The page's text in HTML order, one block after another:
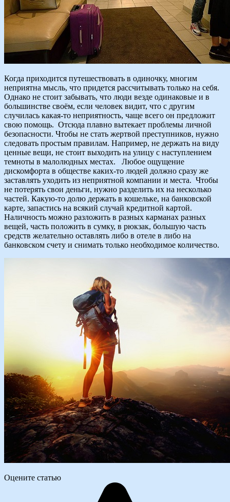
Когда приходится путешествовать в одиночку, многим
неприятна мысль, что придется рассчитывать только на себя.
Однако не стоит забывать, что люди везде одинаковые и в
большинстве своём, если человек видит, что с другим
случилась какая-то неприятность, чаще всего он предложит
свою помощь. Отсюда плавно вытекает проблемы личной
безопасности. Чтобы не стать жертвой преступников, нужно
следовать простым правилам. Например, не держать на виду
ценные вещи, не стоит выходить на улицу с наступлением
темноты в малолюдных местах. Любое ощущение
дискомфорта в обществе каких-то людей должно сразу же
заставлять уходить из неприятной компании и места. Чтобы
не потерять свои деньги, нужно разделить их на несколько
частей. Какую-то долю держать в кошельке, на банковской
карте, запастись на всякий случай кредитной картой.
Наличность можно разложить в разных карманах разных
вещей, часть положить в сумку, в рюкзак, большую часть
средств желательно оставлять либо в отеле в либо на
банковском счету и снимать только необходимое количество.
Оцените статью